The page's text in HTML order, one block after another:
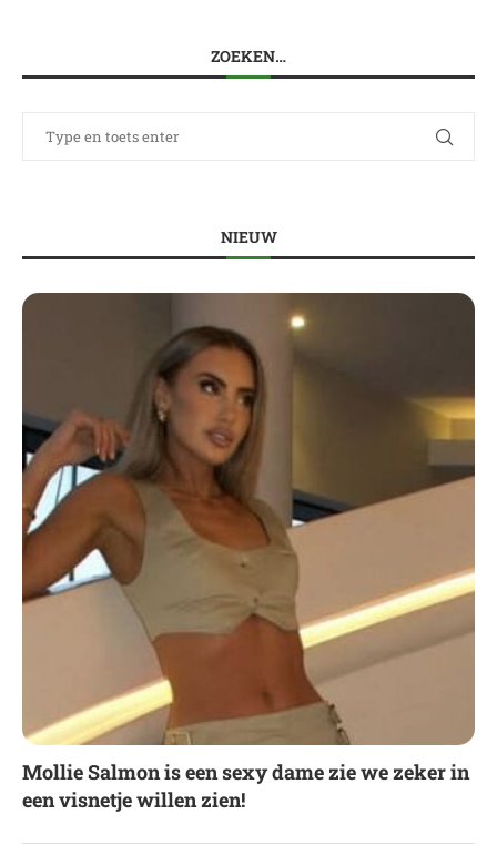
ZOEKEN…
NIEUW
Mollie Salmon is een sexy dame zie we zeker in
een visnetje willen zien!